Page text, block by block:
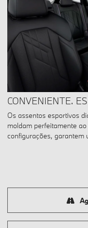
CONVENIENTE.
Os assentos esportivos
moldam perfeitamente
configurações, garantem